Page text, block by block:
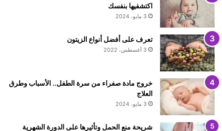
اكتشفيها بنفسك
3 مايو، 2024
تعرف على أفضل أنواع الزيتون
3 أغسطس، 2022
خروج مادة صفراء من سرة الطفل.. الأسباب وطرق
العلاج
3 مايو، 2024
شريحة منع الحمل وتأثيرها على الدورة الشهرية